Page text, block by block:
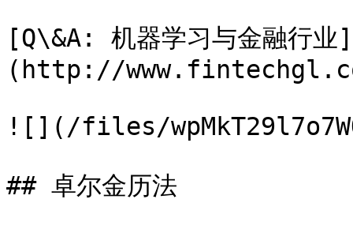
[Q\&A: 机器学习与金融行业]
(http://
![](/files/
## 卓尔金历法